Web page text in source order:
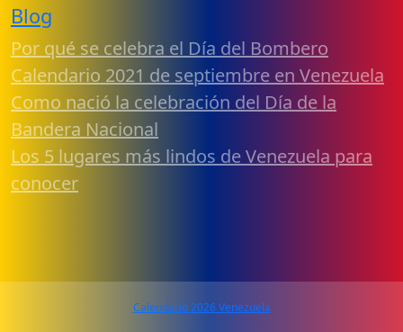
Blog
Por qué se celebra el Día del Bombero
Calendario 2021 de septiembre en Venezuela
Como nació la celebración del Día de la
Bandera Nacional
Los 5 lugares más lindos de Venezuela para
conocer
Calendario 2026 Venezuela